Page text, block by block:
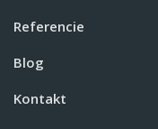
Referencie
Blog
Kontakt